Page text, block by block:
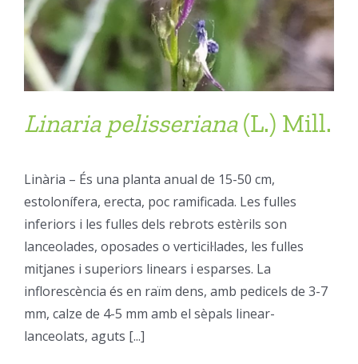
Linaria pelisseriana(L.) Mill.
Linària – És una planta anual de 15-50 cm,
estolonífera, erecta, poc ramificada. Les fulles
inferiors i les fulles dels rebrots estèrils son
lanceolades, oposades o verticil·lades, les fulles
mitjanes i superiors linears i esparses. La
inflorescència és en raïm dens, amb pedicels de 3-7
mm, calze de 4-5 mm amb el sèpals linear-
lanceolats, aguts [...]